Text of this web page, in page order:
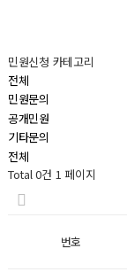
민원신청 카테고리
전체
민원문의
공개민원
기타문의
전체
Total 0건 1 페이지
번호